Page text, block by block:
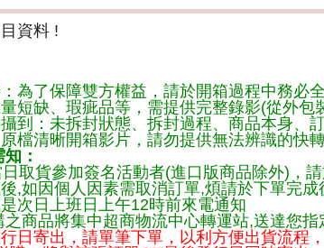
資料 !
為了保障雙方權益，請於開箱過程中務必
短缺、瑕疵品等，需提供完整錄影(從外
到：未拆封狀態、拆封過程、商品本身、
檔清晰開箱影片，請勿提供無法辨識的快轉
：
取貨參加簽名活動者(進口版商品除外)，請
,如因個人因素需取消訂單,煩請於下單完
次日上班日上午12時前來電通知
之商品將集中超商物流中心轉運站,送達您
日寄出，請單筆下單，以利方便出貨流程，